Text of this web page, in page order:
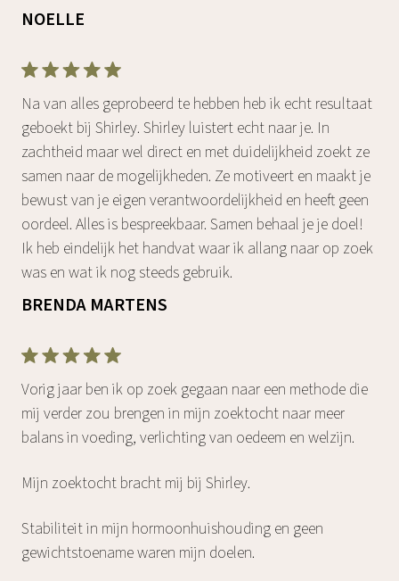
NOELLE
Na van alles geprobeerd te hebben heb ik echt resultaat
geboekt bij Shirley. Shirley luistert echt naar je. In
zachtheid maar wel direct en met duidelijkheid zoekt ze
samen naar de mogelijkheden. Ze motiveert en maakt je
bewust van je eigen verantwoordelijkheid en heeft geen
oordeel. Alles is bespreekbaar. Samen behaal je je doel!
Ik heb eindelijk het handvat waar ik allang naar op zoek
was en wat ik nog steeds gebruik.
BRENDA MARTENS
Vorig jaar ben ik op zoek gegaan naar een methode die
mij verder zou brengen in mijn zoektocht naar meer
balans in voeding, verlichting van oedeem en welzijn.
Mijn zoektocht bracht mij bij Shirley.
Stabiliteit in mijn hormoonhuishouding en geen
gewichtstoename waren mijn doelen.